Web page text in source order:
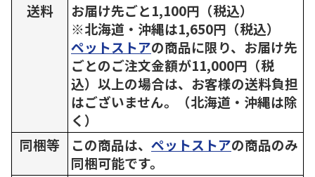
送料
お届け先ごと1,100円（税込）
※北海道・沖縄は1,650円（税込）
ペットストアの商品に限り、お届け先
ごとのご注文金額が11,000円（税
込）以上の場合は、お客様の送料負担
はございません。（北海道・沖縄は除
く）
同梱等
この商品は、 ペットストアの商品のみ
同梱可能です。